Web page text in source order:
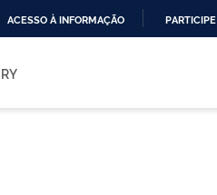
ACESSO À INFORMAÇÃO PARTICIPE